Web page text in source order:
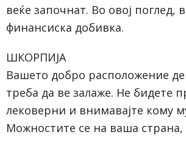
веќе започнат. Во овој поглед,
финансиска добивка.
ШКОРПИЈА
Вашето добро расположение
треба да ве залаже. Не бидете
лековерни и внимавајте кому
Можностите се на ваша страна,